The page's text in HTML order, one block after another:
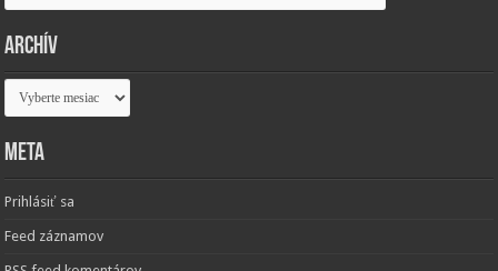
Archív
Archív
Meta
Prihlásiť sa
Feed záznamov